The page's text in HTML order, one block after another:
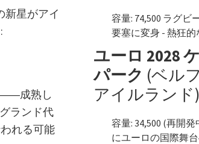
新星がアイ
――成熟し
ランド代
れる可能
容量: 74,500 ラグビ
要塞に変身 - 熱狂
ユーロ 2028
パーク (ベル
アイルランド)
容量: 34,500 (再開
にユーロの国際舞